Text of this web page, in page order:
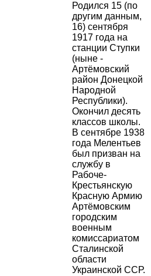
Родился 15 (по
другим данным,
16) сентября
1917 года на
станции Ступки
(ныне -
Артёмовский
район Донецкой
Народной
Республики).
Окончил десять
классов школы.
В сентябре 1938
года Мелентьев
был призван на
службу в
Рабоче-
Крестьянскую
Красную Армию
Артёмовским
городским
военным
комиссариатом
Сталинской
области
Украинской ССР.